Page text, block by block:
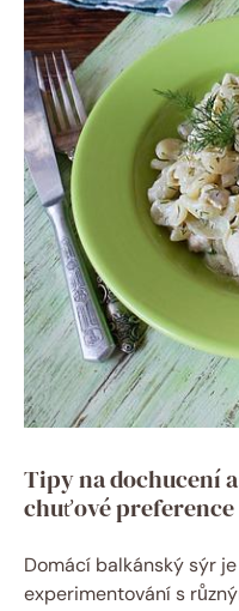
Tipy na dochucení
chuťové preference
Domácí balkánský sýr
experimentování s